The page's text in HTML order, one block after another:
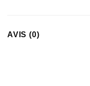
AVIS (0)